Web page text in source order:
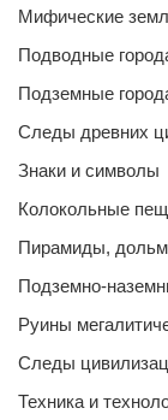
Мифические
Подводные
Подземные
Следы древних
Знаки и символы
Колокольные
Пирамиды,
Подземно-
Руины
Следы
Техника и